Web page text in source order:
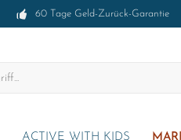
60 Tage Geld-Zurück-Garantie
ACTIVE WITH KIDS